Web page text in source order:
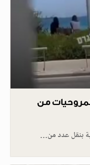
من
بنقل عدد من…